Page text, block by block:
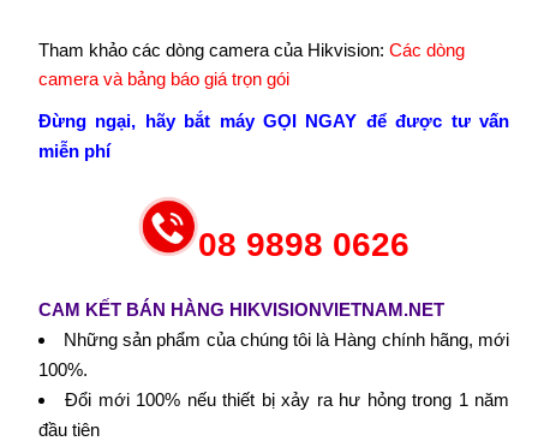
Tham khảo các dòng camera của Hikvision: Các dòng
camera và bảng báo giá trọn gói
Đừng ngại, hãy bắt máy GỌI NGAY để được tư vấn
miễn phí
08 9898 0626
CAM KẾT BÁN HÀNG HIKVISIONVIETNAM.NET
Những sản phẩm của chúng tôi là Hàng chính hãng, mới
100%.
Đổi mới 100% nếu thiết bị xảy ra hư hỏng trong 1 năm
đầu tiên